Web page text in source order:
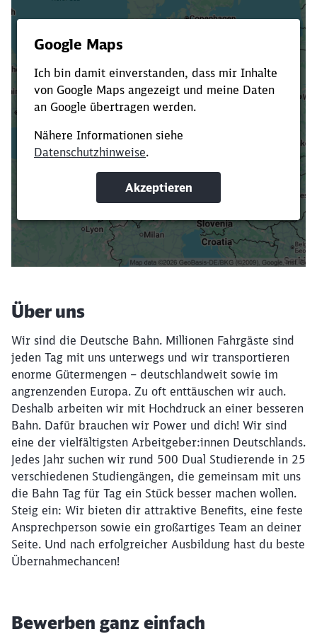
Verkürze die Ladezeit, indem du Suchbegriffe
oder Filter hinzufügst.
Suchbegriffe eingeben
Filter setzen
Über uns
Wir sind die Deutsche Bahn. Millionen Fahrgäste sind
jeden Tag mit uns unterwegs und wir transportieren
enorme Gütermengen – deutschlandweit sowie im
angrenzenden Europa. Zu oft enttäuschen wir auch.
Deshalb arbeiten wir mit Hochdruck an einer besseren
Bahn. Dafür brauchen wir Power und dich! Wir sind
eine der vielfältigsten Arbeitgeber:innen Deutschlands.
Jedes Jahr suchen wir rund 500 Dual Studierende in 25
verschiedenen Studiengängen, die gemeinsam mit uns
die Bahn Tag für Tag ein Stück besser machen wollen.
Steig ein: Wir bieten dir attraktive Benefits, eine feste
Ansprechperson sowie ein großartiges Team an deiner
Seite. Und nach erfolgreicher Ausbildung hast du beste
Übernahmechancen!
Bewerben ganz einfach